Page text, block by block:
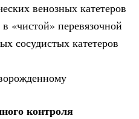
венозных катетеров
«чистой» перевязочной
сосудистых катетеров
контроля